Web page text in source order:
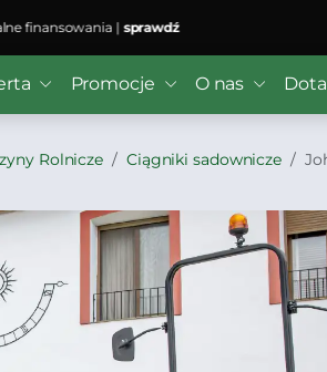
|sprawdź
Promocje O nas
Rolnicze Ciągniki sadownicze